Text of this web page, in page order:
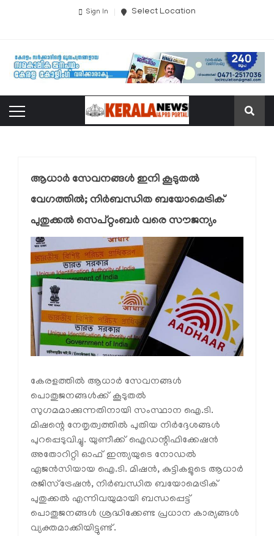
Sign In Select Location
ആധാർ സേവനങ്ങൾ ഇനി കൂടുതൽ
വേഗത്തിൽ; നിർബന്ധിത ബയോമെട്രിക്
പുതുക്കൽ സെപ്റ്റംബർ വരെ സൗജന്യം
കേരളത്തിൽ ആധാർ സേവനങ്ങൾ
പൊതുജനങ്ങൾക്ക് കൂടുതൽ
സുഗമമാക്കുന്നതിനായി സംസ്ഥാന ഐ.ടി.
മിഷന്റെ നേതൃത്വത്തിൽ പുതിയ നിർദ്ദേശങ്ങൾ
പുറപ്പെടുവിച്ചു. യുണീക്ക് ഐഡന്റിഫിക്കേഷൻ
അതോറിറ്റി ഓഫ് ഇന്ത്യയുടെ നോഡൽ
ഏജൻസിയായ ഐ.ടി. മിഷൻ, കുട്ടികളുടെ ആധാർ
രജിസ്‌ട്രേഷൻ, നിർബന്ധിത ബയോമെട്രിക്
പുതുക്കൽ എന്നിവയുമായി ബന്ധപ്പെട്ട്
പൊതുജനങ്ങൾ ശ്രദ്ധിക്കേണ്ട പ്രധാന കാര്യങ്ങൾ
വ്യക്തമാക്കിയിട്ടുണ്ട്.